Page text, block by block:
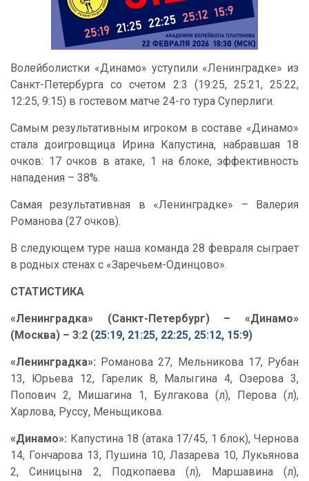
Волейболистки «Динамо» уступили «Ленинградке» из
Санкт-Петербурга со счетом 2:3 (19:25, 25:21, 25:22,
12:25, 9:15) в гостевом матче 24-го тура Суперлиги.
Самым результативным игроком в составе «Динамо»
стала доигровщица Ирина Капустина, набравшая 18
очков: 17 очков в атаке, 1 на блоке, эффективность
нападения – 38%.
Самая результативная в «Ленинградке» – Валерия
Романова (27 очков).
В следующем туре наша команда 28 февраля сыграет
в родных стенах с «Заречьем-Одинцово».
СТАТИСТИКА
«Ленинградка» (Санкт-Петербург) – «Динамо»
(Москва) – 3:2 (25:19, 21:25, 22:25, 25:12, 15:9)
«Ленинградка»: Романова 27, Мельникова 17, Рубан
13, Юрьева 12, Гарелик 8, Малыгина 4, Озерова 3,
Попович 2, Мишагина 1, Булгакова (л), Перова (л),
Харлова, Руссу, Меньщикова.
«Динамо»: Капустина 18 (атака 17/45, 1 блок), Чернова
14, Гончарова 13, Пушина 10, Лазарева 10, Лукьянова
2, Синицына 2, Подкопаева (л), Маршавина (л),